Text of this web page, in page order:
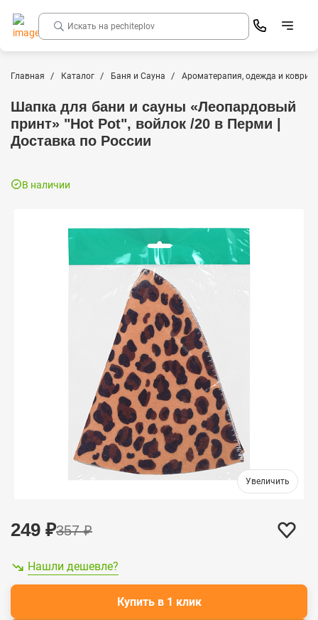
Главная Каталог Баня и Сауна Ароматерапия, одежда и
Шапка для бани и сауны «Леопардовый
принт» "Hot Pot", войлок /20 в Перми |
Доставка по России
В наличии
357₽
249 ₽
Нашли дешевле?
Купить в 1 клик